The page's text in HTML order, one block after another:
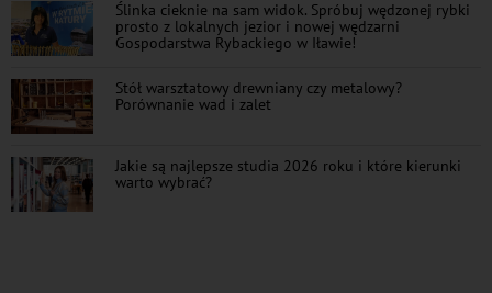
Ślinka cieknie na sam widok. Spróbuj wędzonej rybki
prosto z lokalnych jezior i nowej wędzarni
Gospodarstwa Rybackiego w Iławie!
Stół warsztatowy drewniany czy metalowy?
Porównanie wad i zalet
Jakie są najlepsze studia 2026 roku i które kierunki
warto wybrać?